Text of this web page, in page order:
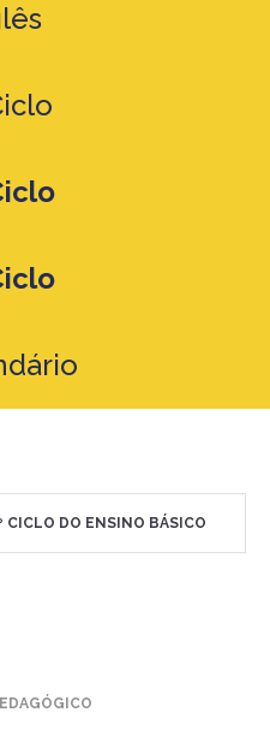
CICLO DO ENSINO BÁSICO